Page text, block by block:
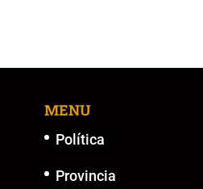
MENU
Política
Provincia